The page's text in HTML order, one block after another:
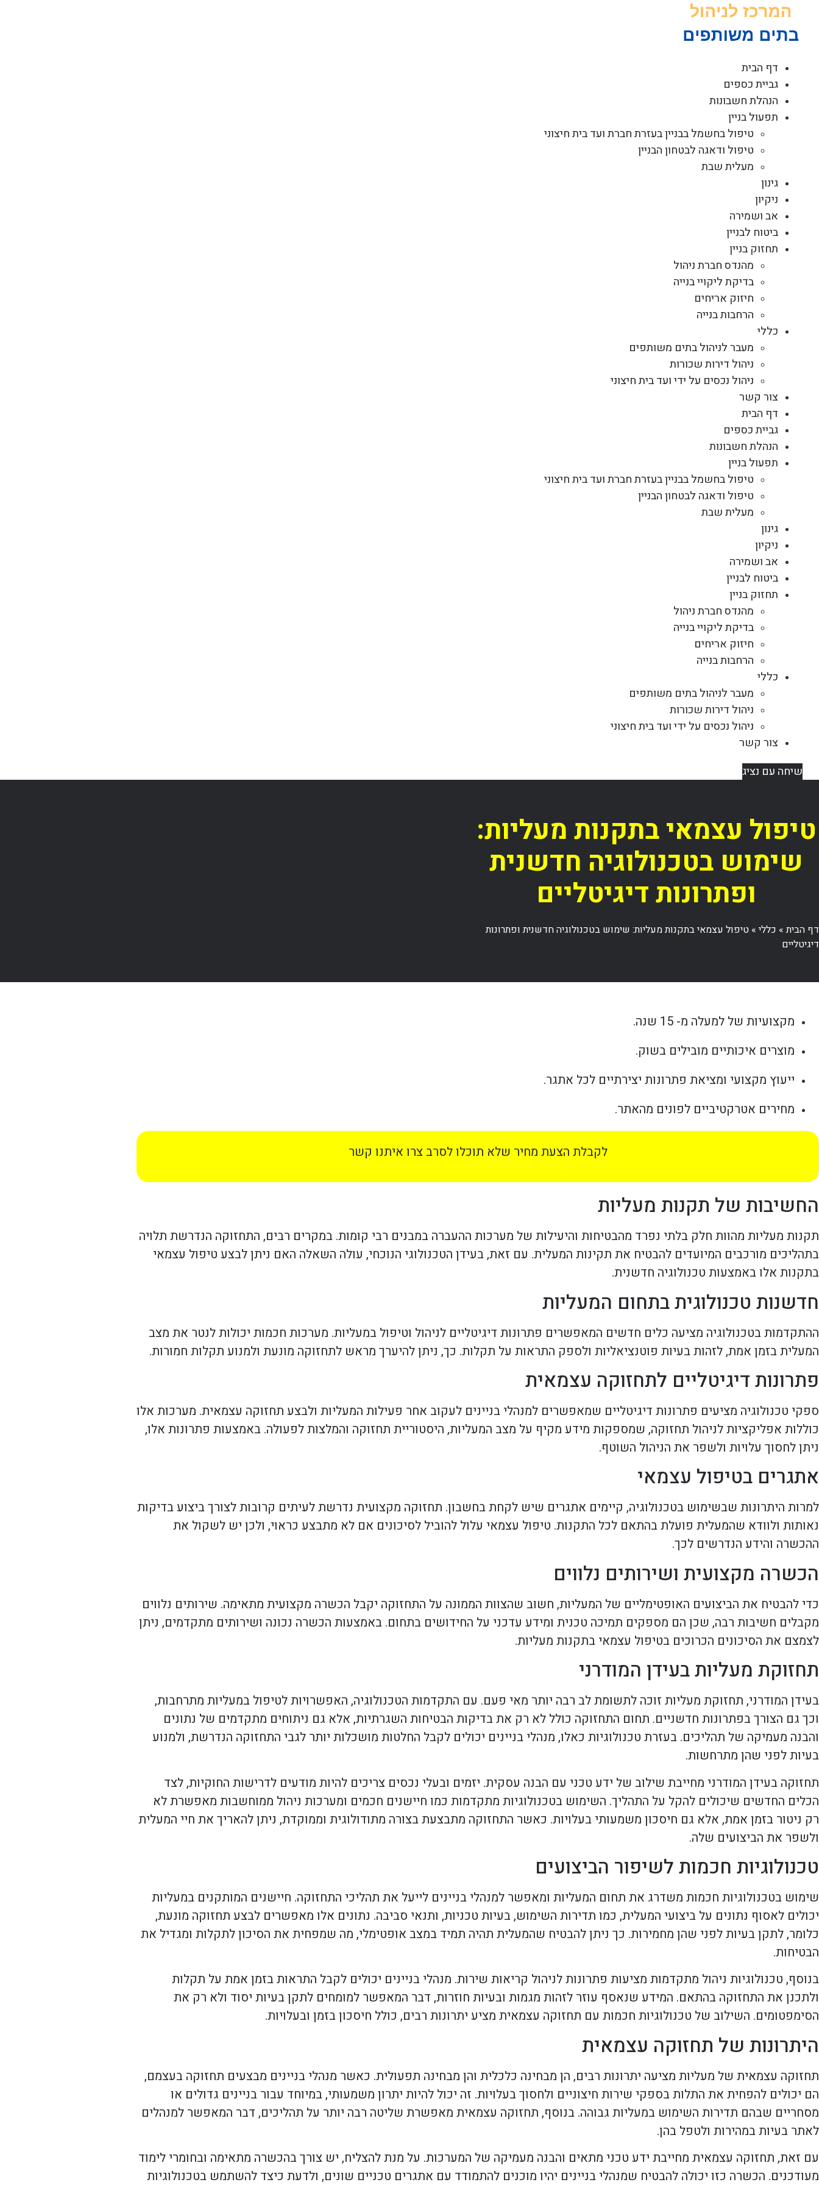
דף הבית
גביית כספים
הנהלת חשבונות
תפעול בניין
טיפול בחשמל בבניין בעזרת חברת ועד בית חיצוני
טיפול ודאגה לבטחון הבניין
מעלית שבת
גינון
ניקיון
אב ושמירה
ביטוח לבניין
תחזוק בניין
מהנדס חברת ניהול
בדיקת ליקויי בנייה
חיזוק אריחים
הרחבות בנייה
כללי
מעבר לניהול בתים משותפים
ניהול דירות שכורות
ניהול נכסים על ידי ועד בית חיצוני
צור קשר
דף הבית
גביית כספים
הנהלת חשבונות
תפעול בניין
טיפול בחשמל בבניין בעזרת חברת ועד בית חיצוני
טיפול ודאגה לבטחון הבניין
מעלית שבת
גינון
ניקיון
אב ושמירה
ביטוח לבניין
תחזוק בניין
מהנדס חברת ניהול
בדיקת ליקויי בנייה
חיזוק אריחים
הרחבות בנייה
כללי
מעבר לניהול בתים משותפים
ניהול דירות שכורות
ניהול נכסים על ידי ועד בית חיצוני
צור קשר
שיחה עם נציג
טיפול עצמאי בתקנות מעליות:
שימוש בטכנולוגיה חדשנית
ופתרונות דיגיטליים
דף הבית» כללי » טיפול עצמאי בתקנות מעליות: שימוש בטכנולוגיה חדשנית ופתרונות
דיגיטליים
מקצועיות של למעלה מ- 15 שנה.
מוצרים איכותיים מובילים בשוק.
ייעוץ מקצועי ומציאת פתרונות יצירתיים לכל אתגר.
מחירים אטרקטיביים לפונים מהאתר.
לקבלת הצעת מחיר שלא תוכלו לסרב צרו איתנו קשר
החשיבות של תקנות מעליות
תקנות מעליות מהוות חלק בלתי נפרד מהבטיחות והיעילות של מערכות ההעברה במבנים רבי קומות. במקרים רבים, התחזוקה הנדרשת תלויה
בתהליכים מורכבים המיועדים להבטיח את תקינות המעלית. עם זאת, בעידן הטכנולוגי הנוכחי, עולה השאלה האם ניתן לבצע טיפול עצמאי
בתקנות אלו באמצעות טכנולוגיה חדשנית.
חדשנות טכנולוגית בתחום המעליות
ההתקדמות בטכנולוגיה מציעה כלים חדשים המאפשרים פתרונות דיגיטליים לניהול וטיפול במעליות. מערכות חכמות יכולות לנטר את מצב
המעלית בזמן אמת, לזהות בעיות פוטנציאליות ולספק התראות על תקלות. כך, ניתן להיערך מראש לתחזוקה מונעת ולמנוע תקלות חמורות.
פתרונות דיגיטליים לתחזוקה עצמאית
ספקי טכנולוגיה מציעים פתרונות דיגיטליים שמאפשרים למנהלי בניינים לעקוב אחר פעילות המעליות ולבצע תחזוקה עצמאית. מערכות אלו
כוללות אפליקציות לניהול תחזוקה, שמספקות מידע מקיף על מצב המעליות, היסטוריית תחזוקה והמלצות לפעולה. באמצעות פתרונות אלו,
ניתן לחסוך עלויות ולשפר את הניהול השוטף.
אתגרים בטיפול עצמאי
למרות היתרונות שבשימוש בטכנולוגיה, קיימים אתגרים שיש לקחת בחשבון. תחזוקה מקצועית נדרשת לעיתים קרובות לצורך ביצוע בדיקות
נאותות ולוודא שהמעלית פועלת בהתאם לכל התקנות. טיפול עצמאי עלול להוביל לסיכונים אם לא מתבצע כראוי, ולכן יש לשקול את
ההכשרה והידע הנדרשים לכך.
הכשרה מקצועית ושירותים נלווים
כדי להבטיח את הביצועים האופטימליים של המעליות, חשוב שהצוות הממונה על התחזוקה יקבל הכשרה מקצועית מתאימה. שירותים נלווים
מקבלים חשיבות רבה, שכן הם מספקים תמיכה טכנית ומידע עדכני על החידושים בתחום. באמצעות הכשרה נכונה ושירותים מתקדמים, ניתן
לצמצם את הסיכונים הכרוכים בטיפול עצמאי בתקנות מעליות.
תחזוקת מעליות בעידן המודרני
בעידן המודרני, תחזוקת מעליות זוכה לתשומת לב רבה יותר מאי פעם. עם התקדמות הטכנולוגיה, האפשרויות לטיפול במעליות מתרחבות,
וכך גם הצורך בפתרונות חדשניים. תחום התחזוקה כולל לא רק את בדיקות הבטיחות השגרתיות, אלא גם ניתוחים מתקדמים של נתונים
והבנה מעמיקה של תהליכים. בעזרת טכנולוגיות כאלו, מנהלי בניינים יכולים לקבל החלטות מושכלות יותר לגבי התחזוקה הנדרשת, ולמנוע
בעיות לפני שהן מתרחשות.
תחזוקה בעידן המודרני מחייבת שילוב של ידע טכני עם הבנה עסקית. יזמים ובעלי נכסים צריכים להיות מודעים לדרישות החוקיות, לצד
הכלים החדשים שיכולים להקל על התהליך. השימוש בטכנולוגיות מתקדמות כמו חיישנים חכמים ומערכות ניהול ממוחשבות מאפשרת לא
רק ניטור בזמן אמת, אלא גם חיסכון משמעותי בעלויות. כאשר התחזוקה מתבצעת בצורה מתודולוגית וממוקדת, ניתן להאריך את חיי המעלית
ולשפר את הביצועים שלה.
טכנולוגיות חכמות לשיפור הביצועים
שימוש בטכנולוגיות חכמות משדרג את תחום המעליות ומאפשר למנהלי בניינים לייעל את תהליכי התחזוקה. חיישנים המותקנים במעליות
יכולים לאסוף נתונים על ביצועי המעלית, כמו תדירות השימוש, בעיות טכניות, ותנאי סביבה. נתונים אלו מאפשרים לבצע תחזוקה מונעת,
כלומר, לתקן בעיות לפני שהן מחמירות. כך ניתן להבטיח שהמעלית תהיה תמיד במצב אופטימלי, מה שמפחית את הסיכון לתקלות ומגדיל את
הבטיחות.
בנוסף, טכנולוגיות ניהול מתקדמות מציעות פתרונות לניהול קריאות שירות. מנהלי בניינים יכולים לקבל התראות בזמן אמת על תקלות
ולתכנן את התחזוקה בהתאם. המידע שנאסף עוזר לזהות מגמות ובעיות חוזרות, דבר המאפשר למומחים לתקן בעיות יסוד ולא רק את
הסימפטומים. השילוב של טכנולוגיות חכמות עם תחזוקה עצמאית מציע יתרונות רבים, כולל חיסכון בזמן ובעלויות.
היתרונות של תחזוקה עצמאית
תחזוקה עצמאית של מעליות מציעה יתרונות רבים, הן מבחינה כלכלית והן מבחינה תפעולית. כאשר מנהלי בניינים מבצעים תחזוקה בעצמם,
הם יכולים להפחית את התלות בספקי שירות חיצוניים ולחסוך בעלויות. זה יכול להיות יתרון משמעותי, במיוחד עבור בניינים גדולים או
מסחריים שבהם תדירות השימוש במעליות גבוהה. בנוסף, תחזוקה עצמאית מאפשרת שליטה רבה יותר על תהליכים, דבר המאפשר למנהלים
לאתר בעיות במהירות ולטפל בהן.
עם זאת, תחזוקה עצמאית מחייבת ידע טכני מתאים והבנה מעמיקה של המערכות. על מנת להצליח, יש צורך בהכשרה מתאימה ובחומרי לימוד
מעודכנים. הכשרה כזו יכולה להבטיח שמנהלי בניינים יהיו מוכנים להתמודד עם אתגרים טכניים שונים, ולדעת כיצד להשתמש בטכנולוגיות